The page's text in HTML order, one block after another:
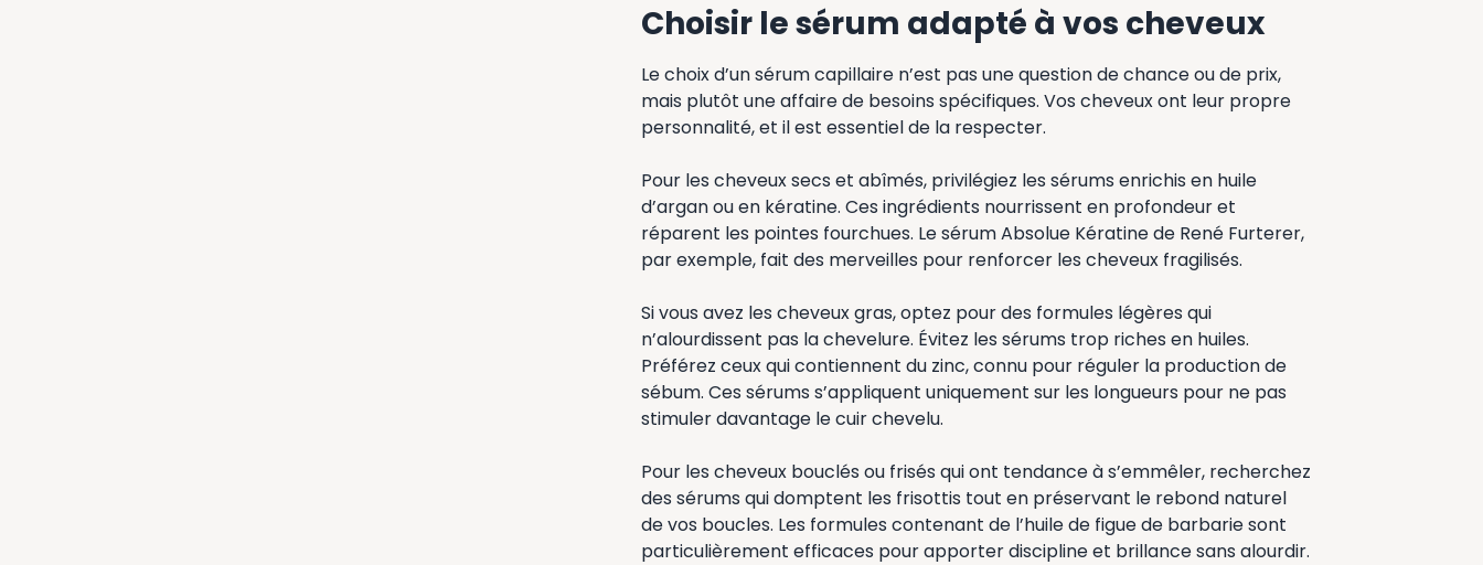
Choisir le sérum adapté à vos cheveux
Le choix d’un sérum capillaire n’est pas une question de chance ou de prix,
mais plutôt une affaire de besoins spécifiques. Vos cheveux ont leur propre
personnalité, et il est essentiel de la respecter.
Pour les cheveux secs et abîmés, privilégiez les sérums enrichis en huile
d’argan ou en kératine. Ces ingrédients nourrissent en profondeur et
réparent les pointes fourchues. Le sérum Absolue Kératine de René Furterer,
par exemple, fait des merveilles pour renforcer les cheveux fragilisés.
Si vous avez les cheveux gras, optez pour des formules légères qui
n’alourdissent pas la chevelure. Évitez les sérums trop riches en huiles.
Préférez ceux qui contiennent du zinc, connu pour réguler la production de
sébum. Ces sérums s’appliquent uniquement sur les longueurs pour ne pas
stimuler davantage le cuir chevelu.
Pour les cheveux bouclés ou frisés qui ont tendance à s’emmêler, recherchez
des sérums qui domptent les frisottis tout en préservant le rebond naturel
de vos boucles. Les formules contenant de l’huile de figue de barbarie sont
particulièrement efficaces pour apporter discipline et brillance sans alourdir.